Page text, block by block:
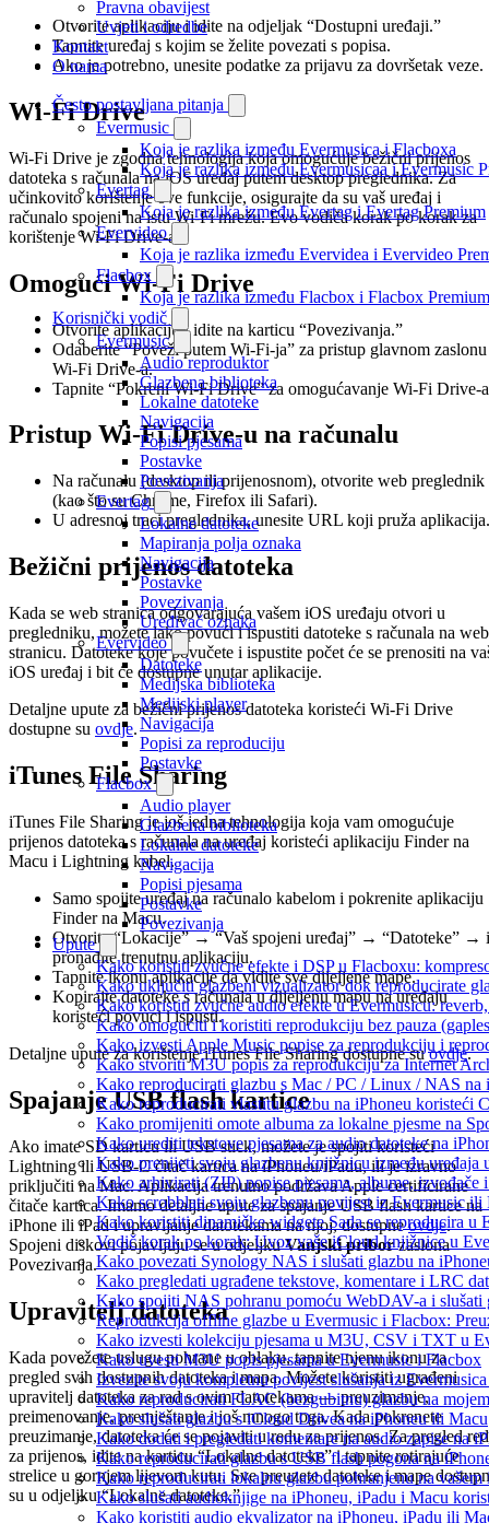
Pravna obavijest
Uvjeti i odredbe
Kontakt
O nama
Često postavljana pitanja
Evermusic
Koja je razlika između Evermusica i Flacboxa
Koja je razlika između Evermusicaa i Evermusic
Evertag
Koja je razlika između Evertag i Evertag Premium
Evervideo
Koja je razlika između Evervidea i Evervideo
Flacbox
Koja je razlika između Flacbox i Flacbox
Korisnički vodič
Evermusic
Audio reproduktor
Glazbena biblioteka
Lokalne datoteke
Navigacija
Popisi pjesama
Postavke
Povezivanja
Evertag
Lokalne datoteke
Mapiranja polja oznaka
Navigacija
Postavke
Povezivanja
Uređivač oznaka
Evervideo
Datoteke
Medijska biblioteka
Medijski player
Navigacija
Popisi za reproduciju
Postavke
Flacbox
Audio player
Glazbena biblioteka
Lokalne datoteke
Navigacija
Popisi pjesama
Postavke
Povezivanja
Upute
Kako koristiti zvučne efekte i DSP u Flacboxu:
Kako uključiti glazbeni vizualizator dok reproducirate
Kako koristiti zvučne audio efekte u Evermusicu:
Kako omogućiti i koristiti reprodukciju bez pauza
Kako izvesti Apple Music popise za reprodukciju i
Kako stvoriti M3U popis za reprodukciju za Internet
Kako reproducirati glazbu s Mac / PC / Linux / NAS
Kako reproducirati vlastitu glazbu na iPhoneu koristeći
Kako promijeniti omote albuma za lokalne pjesme na
Kako urediti tekstove pjesama za audio datoteke na
Kako prenijeti svoju glazbenu knjižnicu između uređaja
Kako arhivirati (ZIP) popise pjesama, albume,
Kako scrobblati svoju glazbenu povijest iz Evermusic ili
Kako koristiti dinamičke widgete Sada se reproducira u
Vodič korak po korak: Uvoz vaše iCloud knjižnice u
Kako povezati Synology NAS i slušati glazbu na
Kako pregledati ugrađene tekstove, komentare i LRC
Kako spojiti NAS pohranu pomoću WebDAV-a i slušati
Reprodukcija offline glazbe u Evermusic i Flacbox:
Kako izvesti kolekciju pjesama u M3U, CSV i TXT u
Kako uvesti M3U popis pjesama u Evermusic i Flacbox
Izvezite svoju kompletnu povijest slušanja iz
Kako reproducirati FLAC (bezgubitnu) glazbu na
Kako slušati glazbu s iCloud Drivea na iPhoneu ili Macu
Kako dodati i pregledati komentare na audio zapise na
Kako reproducirati glazbu s USB flash pogona na
Kako reproducirati lokalnu glazbu pohranjenu na
Kako slušati audioknjige na iPhoneu, iPadu i Macu
Kako koristiti audio ekvalizator na iPhoneu, iPadu ili
Otvorite aplikaciju i idite na odjeljak “Dostupni uređaji.”
Tapnite uređaj s kojim se želite povezati s popisa.
Ako je potrebno, unesite podatke za prijavu za dovršetak veze.
Wi-Fi Drive
Wi-Fi Drive je zgodna tehnologija koja omogućuje bežični prijenos
datoteka s računala na iOS uređaj putem desktop preglednika. Za
učinkovito korištenje ove funkcije, osigurajte da su vaš uređaj i
računalo spojeni na istu Wi-Fi mrežu. Evo vodiča korak po korak za
korištenje Wi-Fi Drive-a.
Omogući Wi-Fi Drive
Otvorite aplikaciju i idite na karticu “Povezivanja.”
Odaberite “Poveži putem Wi-Fi-ja” za pristup glavnom zaslonu
Wi-Fi Drive-a.
Tapnite “Pokreni Wi-Fi Drive” za omogućavanje Wi-Fi Drive-
Pristup Wi-Fi Drive-u na računalu
Na računalu (desktop ili prijenosnom), otvorite web preglednik
(kao što su Chrome, Firefox ili Safari).
U adresnoj traci preglednika, unesite URL koji pruža aplikacija.
Bežični prijenos datoteka
Kada se web stranica odgovarajuća vašem iOS uređaju otvori u
pregledniku, možete lako povući i ispustiti datoteke s računala na web
stranicu. Datoteke koje povučete i ispustite počet će se prenositi na
iOS uređaj i bit će dostupne unutar aplikacije.
Detaljne upute za bežični prijenos datoteka koristeći Wi-Fi Drive
dostupne su ovdje.
iTunes File Sharing
iTunes File Sharing je još jedna tehnologija koja vam omogućuje
prijenos datoteka s računala na uređaj koristeći aplikaciju Finder na
Macu i Lightning kabel.
Samo spojite uređaj na računalo kabelom i pokrenite aplikaciju
Finder na Macu.
Otvorite “Lokacije” → “Vaš spojeni uređaj” → “Datoteke” → i
pronađite trenutnu aplikaciju.
Tapnite ikonu aplikacije da vidite sve dijeljene mape.
Kopirajte datoteke s računala u dijeljenu mapu na uređaju
koristeći povuci i ispusti.
Detaljne upute za korištenje iTunes File Sharing dostupne suovdje.
Spajanje USB flash kartice
Ako imate SD karticu ili USB stick, možete je spojiti koristeći
Lightning ili USB-C čitač kartica na iPhoneu/iPadu, ili je izravno
priključiti na Mac. Aplikacija trenutno podržava Apple certificirane
čitače kartica. Imamo detaljne upute za spajanje USB flash kartice na
iPhone ili iPad i upravljanje datotekama na njoj, dostupneovdje.
Spojeni diskovi pojavljuju se u odjeljkuVanjski priborzaslona
Povezivanja.
Upravitelj datoteka
Kada povežete uslugu pohrane u oblaku, tapnite njenu ikonu za
pregled svih dostupnih datoteka i mapa. Možete koristiti ugrađeni
upravitelj datoteka za rad s ovim datotekama — preuzimanje,
preimenovanje, premještanje i još mnogo toga. Kada pokrenete
preuzimanje, datoteka će se pojaviti u redu za prijenos. Za pregled
za prijenos, idite na karticu “Lokalne datoteke” i tapnite rotirajuće
strelice u gornjem lijevom kutu. Sve preuzete datoteke i mape
su u odjeljku “Lokalne datoteke.”